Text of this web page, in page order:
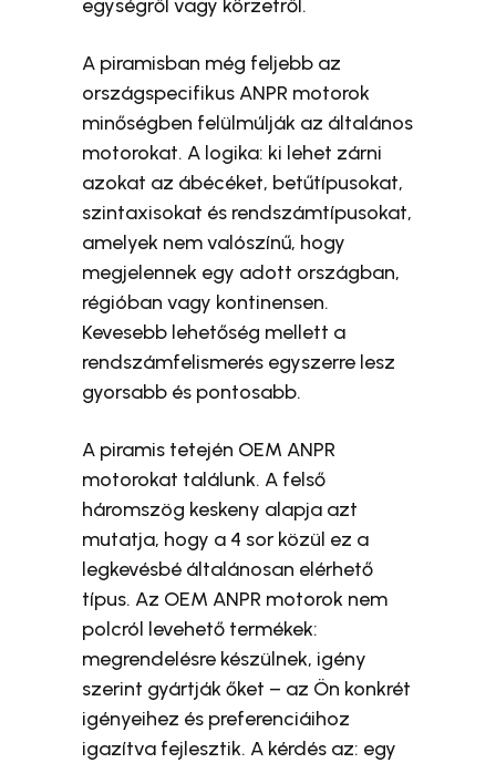
egységről vagy körzetről.
A piramisban még feljebb az
országspecifikus ANPR motorok
minőségben felülmúlják az általános
motorokat. A logika: ki lehet zárni
azokat az ábécéket, betűtípusokat,
szintaxisokat és rendszámtípusokat,
amelyek nem valószínű, hogy
megjelennek egy adott országban,
régióban vagy kontinensen.
Kevesebb lehetőség mellett a
rendszámfelismerés egyszerre lesz
gyorsabb és pontosabb.
A piramis tetején OEM ANPR
motorokat találunk. A felső
háromszög keskeny alapja azt
mutatja, hogy a 4 sor közül ez a
legkevésbé általánosan elérhető
típus. Az OEM ANPR motorok nem
polcról levehető termékek:
megrendelésre készülnek, igény
szerint gyártják őket – az Ön konkrét
igényeihez és preferenciáihoz
igazítva fejlesztik. A kérdés az: egy